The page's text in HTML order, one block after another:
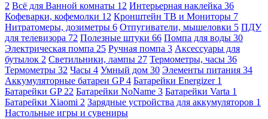
2 Всё для Ванной комнаты 12 Интерьерная наклейка 36
Кофеварки, кофемолки 12 Кронштейн ТВ и Мониторы 7
Нитратомеры, дозиметры 6 Отпугиватели, мышеловки 5 ПДУ
для телевизора 72 Полезные штуки 66 Помпа для воды 30
Электрическая помпа 25 Ручная помпа 3 Аксессуары для
бутылок 2 Светильники, лампы 27 Термометры, часы 36
Термометры 32 Часы 4 Умный дом 30 Элементы питания 34
Аккумуляторные батареи GP4 Батарейки Energizer 1
Батарейки GP 22 Батарейки NoName 3 Батарейки Varta 1
Батарейки Xiaomi 2 Зарядные устройства для аккумуляторов 1
Настольные игры и сувениры